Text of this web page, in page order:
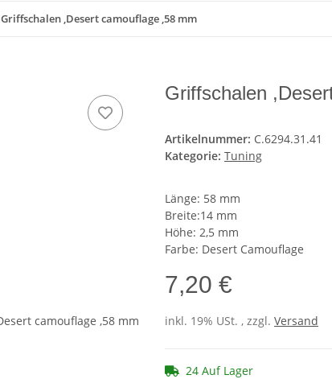
Griffschalen ,Desert camouflage ,58 mm
Griffschalen
Artikelnummer: C.6294.31.41
Kategorie: Tuning
Länge: 58 mm
Breite:14 mm
Höhe: 2,5 mm
Farbe: Desert Camouflage
7,20 €
inkl. 19% USt. , zzgl. Versand
24 Auf Lager